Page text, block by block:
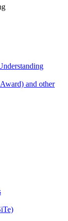
and other